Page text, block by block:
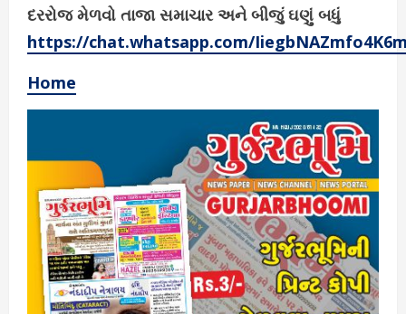
દરરોજ મેળવો તાજા સમાચાર અને બીજું ઘણું બધું
https://chat.whatsapp.com/
Home